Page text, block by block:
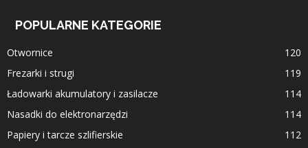
POPULARNE KATEGORIE
Otwornice
120
Frezarki i strugi
119
Ładowarki akumulatory i zasilacze
114
Nasadki do elektronarzędzi
114
Papiery i tarcze szlifierskie
112